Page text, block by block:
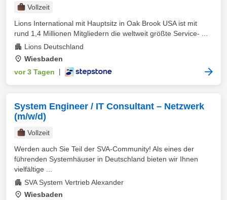
Vollzeit
Lions International mit Hauptsitz in Oak Brook USA ist mit
rund 1,4 Millionen Mitgliedern die weltweit größte Service- ...
Lions Deutschland
Wiesbaden
vor 3 Tagen
System Engineer / IT Consultant – Netzwerk
(m/w/d)
Vollzeit
Werden auch Sie Teil der SVA-Community! Als eines der
führenden Systemhäuser in Deutschland bieten wir Ihnen
vielfältige ...
SVA System Vertrieb Alexander
Wiesbaden